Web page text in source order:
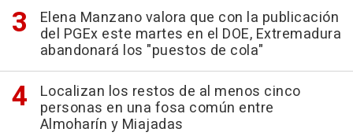
Elena Manzano valora que con la publicación
del PGEx este martes en el DOE, Extremadura
abandonará los "puestos de cola"
Localizan los restos de al menos cinco
personas en una fosa común entre
Almoharín y Miajadas